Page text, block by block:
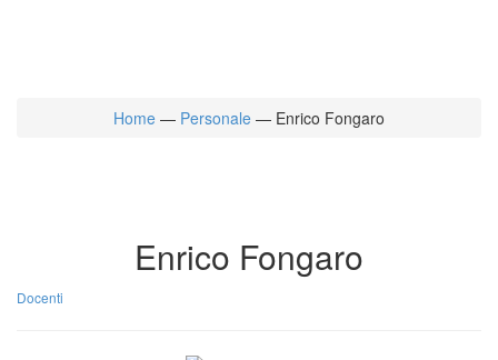
Home — Personale — Enrico Fongaro
Enrico Fongaro
Docenti